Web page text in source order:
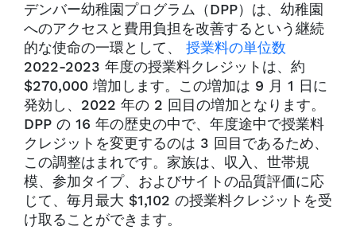
デンバー幼稚園プログラム（DPP）は、幼稚園
へのアクセスと費用負担を改善するという継続
的な使命の一環として、 授業料の単位数
2022-2023 年度の授業料クレジットは、約
$270,000 増加します。この増加は 9 月 1 日に
発効し、2022 年の 2 回目の増加となります。
DPP の 16 年の歴史の中で、年度途中で授業料
クレジットを変更するのは 3 回目であるため、
この調整はまれです。家族は、収入、世帯規
模、参加タイプ、およびサイトの品質評価に応
じて、毎月最大 $1,102 の授業料クレジットを受
け取ることができます。